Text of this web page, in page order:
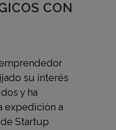
CON
su interés
y ha
expedición a
Startup